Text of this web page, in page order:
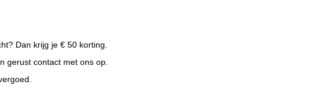
Dan krijg je € 50 korting.
gerust contact met ons op.